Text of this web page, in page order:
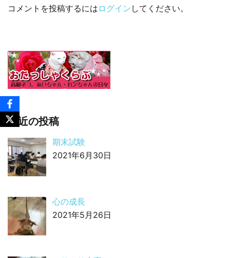
コメントを投稿するには ログイン してください。
最近の投稿
期末試験
2021年6月30日
心の成長
2021年5月26日